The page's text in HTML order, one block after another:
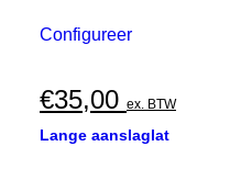
Configureer
€35,00 ex. BTW
Lange aanslaglat